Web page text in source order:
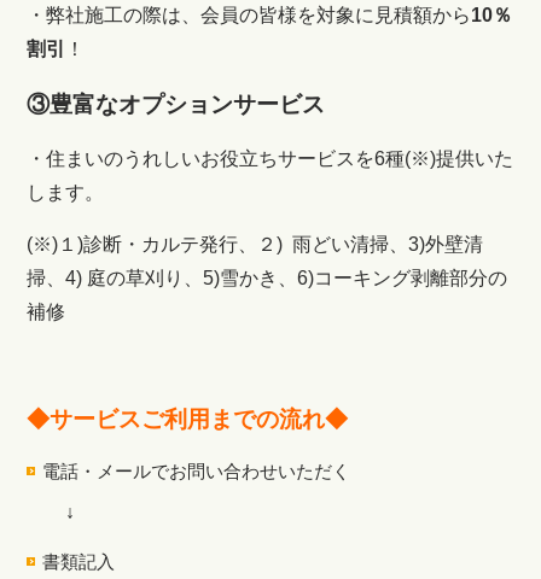
・弊社施工の際は、会員の皆様を対象に見積額から10％
割引
！
③豊富なオプションサービス
・住まいのうれしいお役立ちサービスを6種(※)提供いた
します。
(※)１)診断・カルテ発行、２) 雨どい清掃、3)外壁清
掃、4) 庭の草刈り、5)雪かき、6)コーキング剥離部分の
補修
◆サービスご利用までの流れ◆
電話・メールでお問い合わせいただく
↓
書類記入